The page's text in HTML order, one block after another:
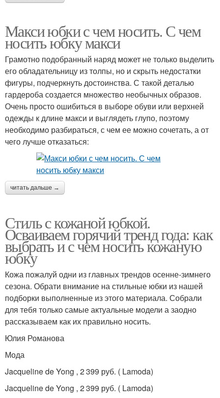
Макси юбки с чем носить. С чем
носить юбку макси
Грамотно подобранный наряд может не только выделить
его обладательницу из толпы, но и скрыть недостатки
фигуры, подчеркнуть достоинства. С такой деталью
гардероба создается множество необычных образов.
Очень просто ошибиться в выборе обуви или верхней
одежды к длине макси и выглядеть глупо, поэтому
необходимо разбираться, с чем ее можно сочетать, а от
чего лучше отказаться:
читать дальше →
Стиль с кожаной юбкой.
Осваиваем горячий тренд года: как
выбрать и с чем носить кожаную
юбку
Кожа пожалуй одни из главных трендов осенне-зимнего
сезона. Обрати внимание на стильные юбки из нашей
подборки выполненные из этого материала. Собрали
для тебя только самые актуальные модели а заодно
рассказываем как их правильно носить.
Юлия Романова
Мода
Jacqueline de Yong , 2 399 руб. ( Lamoda)
Jacqueline de Yong , 2 399 руб. ( Lamoda)